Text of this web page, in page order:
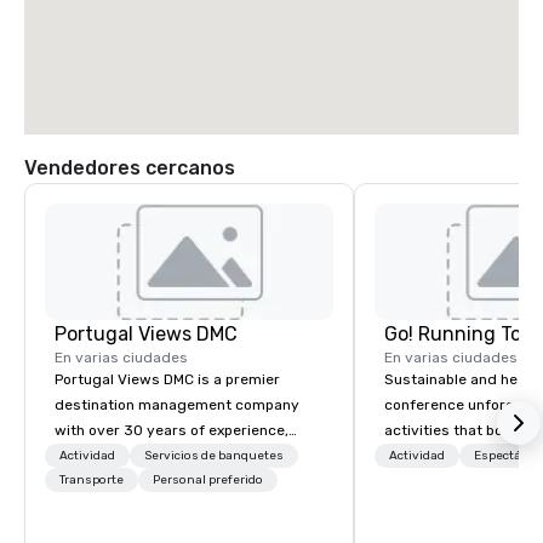
Vendedores cercanos
Portugal Views DMC
En varias ciudades
Portugal Views DMC is a premier
destination management company
with over 30 years of experience,
specializing in customized corporate
events, incentive programs, and
Actividad
Servicios de banquetes
Transporte
Personal preferido
Go! Running
En varias ciudades
Sustainable and
conference
activities that boost
lower carbon
Actividad